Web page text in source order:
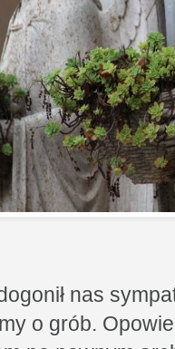
nas
o grób.